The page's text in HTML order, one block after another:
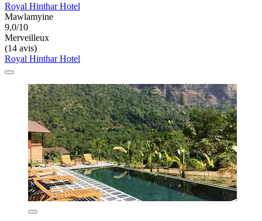
Royal Hinthar Hotel
Mawlamyine
9,0/10
Merveilleux
(14 avis)
Royal Hinthar Hotel